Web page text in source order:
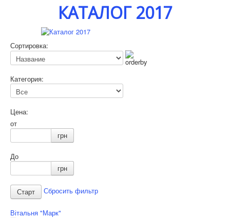
КАТАЛОГ 2017
Сортировка:
Категория:
Цена:
от
грн
До
грн
Сбросить фильтр
Вітальня "Марк"